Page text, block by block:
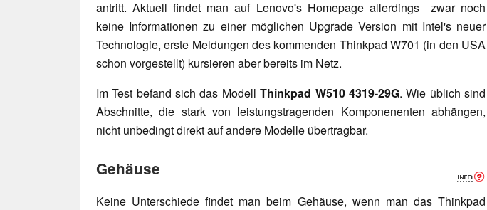
antritt. Aktuell findet man auf Lenovo's Homepage allerdings zwar noch
keine Informationen zu einer möglichen Upgrade Version mit Intel's neuer
Technologie, erste Meldungen des kommenden Thinkpad W701 (in den USA
schon vorgestellt) kursieren aber bereits im Netz.
Im Test befand sich das ModellThinkpad W510 4319-29G. Wie üblich sind
Abschnitte, die stark von leistungstragenden Komponenenten abhängen,
nicht unbedingt direkt auf andere Modelle übertragbar.
Gehäuse
Keine Unterschiede findet man beim Gehäuse, wenn man das Thinkpad